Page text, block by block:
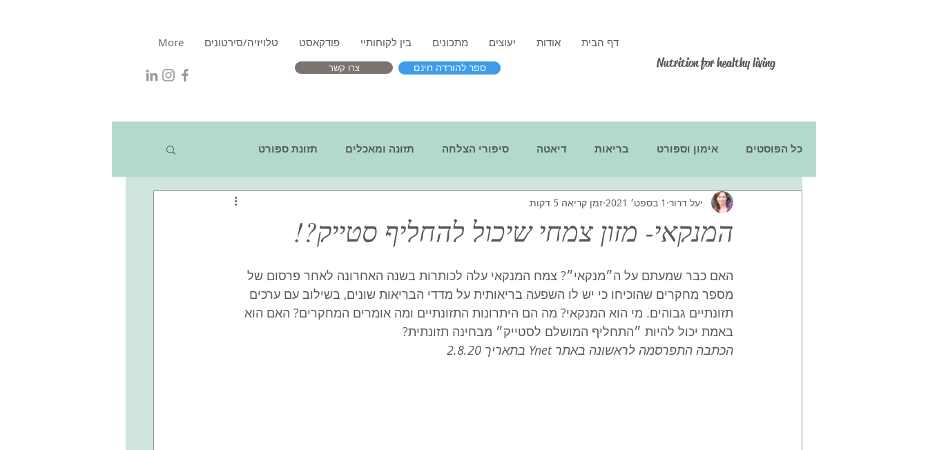
Nutrition for healthy living
דף הבית אודות יעוצים מתכונים בין לקוחותיי פודקאסט טלויזיה/סירטונים More
ספר להורדה חינם צרו קשר
כל הפוסטים אימון וספורט בריאות דיאטה סיפורי הצלחה תזונה ומאכלים תזונת ספורט
הריון ולידה ילדים תוספי מזון בנימה אישית
המנקאי- מזון צמחי שיכול להחליף סטייק?!
יעל דרור 1 בספט׳ 2021 זמן קריאה 5 דקות
האם כבר שמעתם על ה״מנקאי״? צמח המנקאי עלה לכותרות בשנה האחרונה לאחר פרסום של
מספר מחקרים שהוכיחו כי יש לו השפעה בריאותית על מדדי הבריאות שונים, בשילוב עם ערכים
תזונתיים גבוהים. מי הוא המנקאי? מה הם היתרונות התזונתיים ומה אומרים המחקרים? האם הוא
באמת יכול להיות ״התחליף המושלם לסטייק״ מבחינה תזונתית?
הכתבה התפרסמה לראשונה באתר Ynet בתאריך 2.8.20